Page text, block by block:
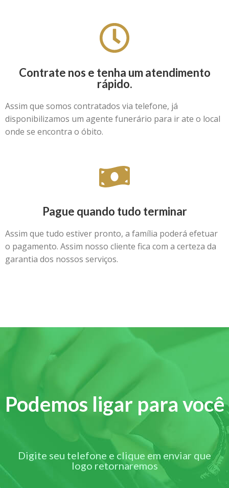
Contrate nos e tenha um atendimento
rápido.
Assim que somos contratados via telefone, já
disponibilizamos um agente funerário para ir ate o local
onde se encontra o óbito.
Pague quando tudo terminar
Assim que tudo estiver pronto, a família poderá efetuar
o pagamento. Assim nosso cliente fica com a certeza da
garantia dos nossos serviços.
Podemos ligar para você
Digite seu telefone e clique em enviar que
logo retornaremos